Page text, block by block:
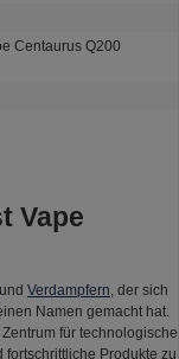
Centaurus Q200
Vape
und Verdampfern, der sich
Namen gemacht hat.
für technologische
Produkte zu